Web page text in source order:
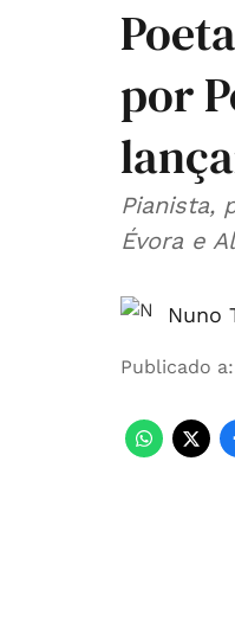
por
Pianista,
Évora e
Nuno
Publicado a: